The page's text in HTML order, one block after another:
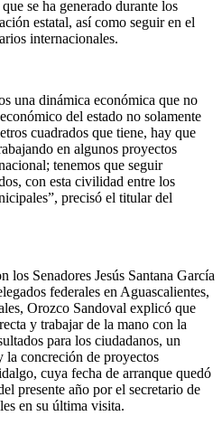
se ha generado durante los
estatal, así como seguir en el
internacionales.
una dinámica económica que no
del estado no solamente
cuadrados que tiene, hay que
en algunos proyectos
tenemos que seguir
con esta civilidad entre los
precisó el titular del
los Senadores Jesús Santana García
federales en Aguascalientes,
Orozco Sandoval explicó que
y trabajar de la mano con la
para los ciudadanos, un
la concreción de proyectos
cuya fecha de arranque quedó
presente año por el secretario de
en su última visita.